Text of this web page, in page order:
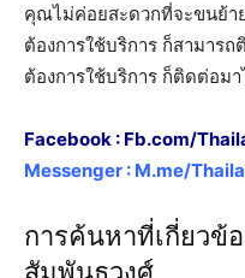
คุณไม่ค่อยสะดวกที่จะขนย้า
ต้องการใช้บริการ ก็สามาร
ต้องการใช้บริการ ก็ติดต่อมา
Facebook : Fb.com/
Messenger : M.me/
การค้นหาที่เกี่ยวข้